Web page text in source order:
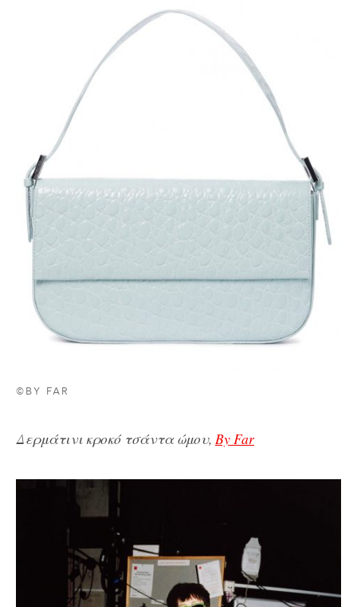
©BY FAR
Δερμάτινι κροκό τσάντα ώμου, By Far